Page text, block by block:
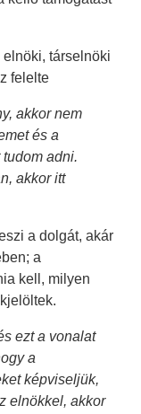
elnöki, társelnöki
felelte
akkor nem
és a
adni.
akkor itt
a dolgát, akár
a
kell, milyen
ezt a vonalat
a
képviseljük,
elnökkel, akkor